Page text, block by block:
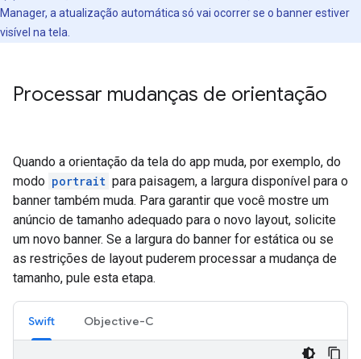
Manager, a atualização automática só vai ocorrer se o banner estiver
visível na tela.
Processar mudanças de orientação
Quando a orientação da tela do app muda, por exemplo, do
modo portrait para paisagem, a largura disponível para o
banner também muda. Para garantir que você mostre um
anúncio de tamanho adequado para o novo layout, solicite
um novo banner. Se a largura do banner for estática ou se
as restrições de layout puderem processar a mudança de
tamanho, pule esta etapa.
Swift Objective-C